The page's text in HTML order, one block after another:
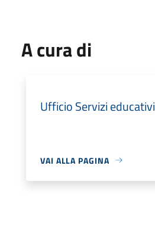
A cura di
Ufficio Servizi educativi
VAI ALLA PAGINA